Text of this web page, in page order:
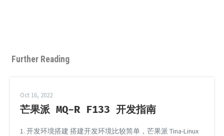
Further Reading
Oct 16, 2022
芒果派 MQ-R F133 开发指南
1. 开发环境搭建 搭建开发环境比较简单，芒果派 Tina-Linux